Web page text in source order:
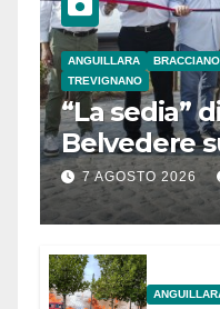
ANGUILLARA BRACCIANO
TREVIGNANO
“La sedia”
Belvedere
Bracciano:
7 AGOSTO 2026